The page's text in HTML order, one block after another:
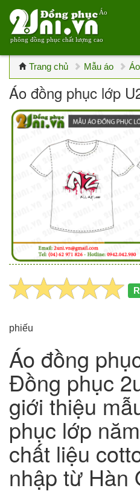
Áo
phông đồng phục chất lượng cao
Trang chủ Mẫu áo
Áo đồng phục lớp
phiếu
Áo đồng
Đồng phục
giới thiệu
phục lớp
chất liệu
nhập từ Hàn